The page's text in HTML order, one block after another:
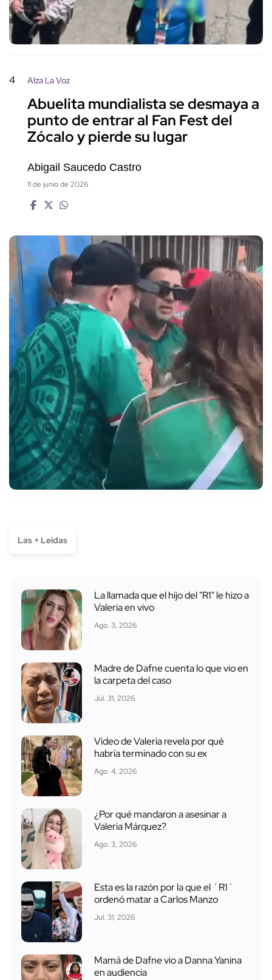
4 Alza La Voz
Abuelita mundialista se desmaya a
punto de entrar al Fan Fest del
Zócalo y pierde su lugar
Abigail Saucedo Castro
11 de junio de 2026
Las + Leídas
La llamada que el hijo del "R1" le hizo a
Valeria en vivo
Ago. 3, 2026
Madre de Dafne cuenta lo que vio en
la carpeta del caso
Jul. 31, 2026
Video de Valeria revela por qué
habría terminado con su ex
Ago. 4, 2026
¿Por qué mandaron a asesinar a
Valeria Márquez?
Ago. 3, 2026
Esta es la razón por la que el ´R1´
ordenó matar a Carlos Manzo
Jul. 31, 2026
Mamá de Dafne vio a Danna Yanina
en audiencia